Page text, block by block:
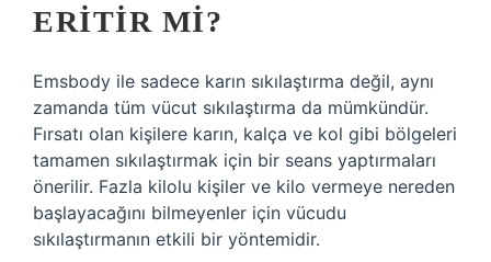
ERITIR MI?
Emsbody ile sadece karın sıkılaştırma değil, aynı
zamanda tüm vücut sıkılaştırma da mümkündür.
Fırsatı olan kişilere karın, kalça ve kol gibi bölgeleri
tamamen sıkılaştırmak için bir seans yaptırmaları
önerilir. Fazla kilolu kişiler ve kilo vermeye nereden
başlayacağını bilmeyenler için vücudu
sıkılaştırmanın etkili bir yöntemidir.